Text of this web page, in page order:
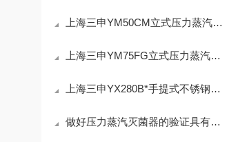
上海三申YM50CM立式压力蒸汽灭菌器
上海三申YM75FG立式压力蒸汽灭菌器现货热销
上海三申YX280B*手提式不锈钢压力蒸汽灭菌器
做好压力蒸汽灭菌器的验证具有以下优点